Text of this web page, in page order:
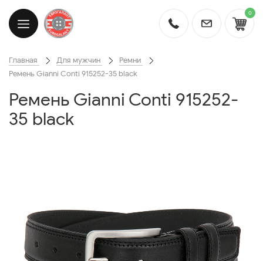
0
Главная Для мужчин
Ремни
Ремень Gianni Conti 915252-35 black
Ремень Gianni Conti 915252-
35 black